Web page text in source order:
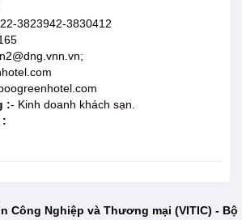
3823942-3830412
:- Kinh doanh khách sạn.
:
Công Nghiệp và Thương mại (VITIC) - Bộ